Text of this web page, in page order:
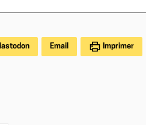
Email Imprimer